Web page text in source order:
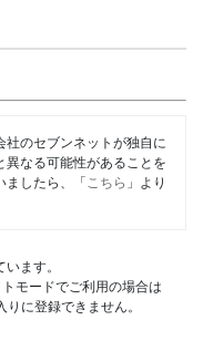
社のセブンネットが独自に
なる可能性があることを
ましたら、「 こちら 」より
ます。
モードでご利用の場合は
に登録できません。